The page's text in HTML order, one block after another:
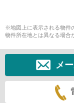
※地図上に表示される物件
物件所在地とは異なる場合
メ